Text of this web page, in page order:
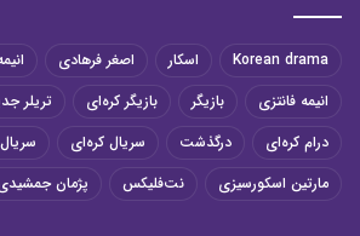
Korean drama اسکار اصغر فرهادی
انیمه فانتزی
بازیگر بازیگر کره‌ای تریلر
درام کره‌ای
درگذشت سریال کره‌ای
مارتین اسکورسیزی
نت‌فلیکس پژمان